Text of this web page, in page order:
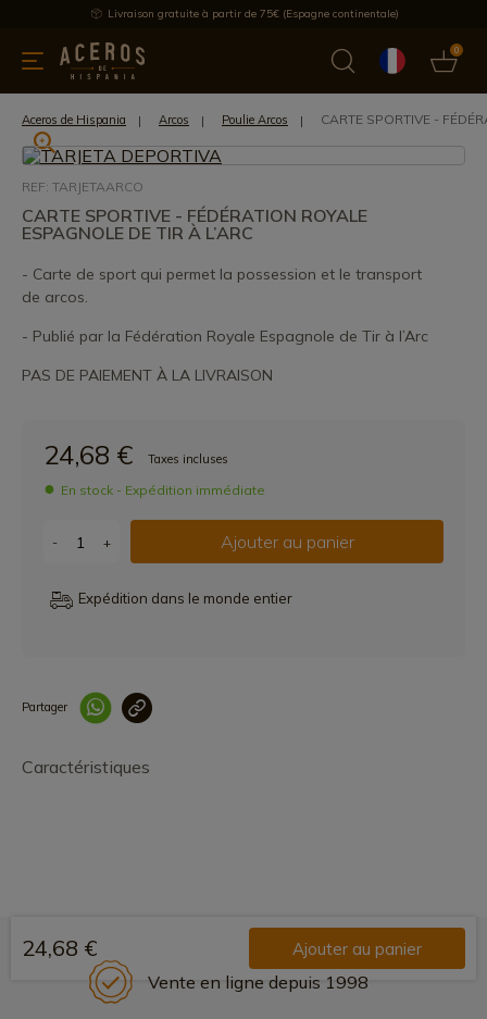
Livraison gratuite à partir de 75€ (Espagne continentale)
0
de cuisine Offre Dernières nouvelles Meilleures ventes
Aceros de Hispania Arcos Poulie Arcos CARTE SPORTIVE -
REF: TARJETAARCO
CARTE SPORTIVE - FÉDÉRATION ROYALE
ESPAGNOLE DE TIR À L’ARC
- Carte de sport qui permet la possession et le transport
de arcos.
- Publié par la Fédération Royale Espagnole de Tir à l’Arc
PAS DE PAIEMENT À LA LIVRAISON
24,68 € Taxes incluses
En stock - Expédition immédiate
- + Ajouter au panier
Expédition dans le monde entier
Partager
Caractéristiques
24,68 € Ajouter au panier
Vente en ligne depuis 1998